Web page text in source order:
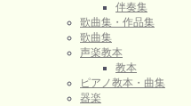
伴奏集
歌曲集・作品集
歌曲集
声楽教本
教本
ピアノ教本・曲集
器楽